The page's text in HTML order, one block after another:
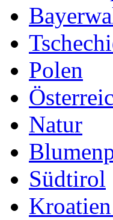
Polen
Natur
Südtirol